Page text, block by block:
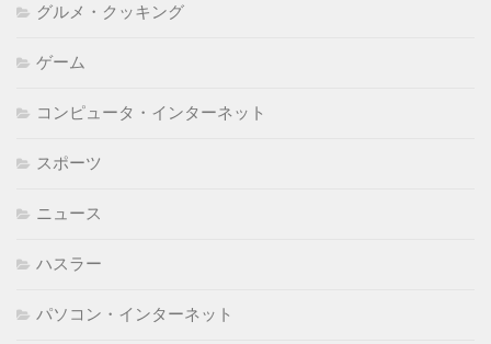
グルメ・クッキング
ゲーム
コンピュータ・インターネット
スポーツ
ニュース
ハスラー
パソコン・インターネット